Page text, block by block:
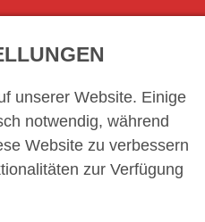
unserer Website. Einige
notwendig, während
Website zu verbessern
zur Verfügung